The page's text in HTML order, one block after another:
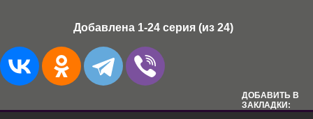
Добавлена 1-24 серия (из 24)
ДОБАВИТЬ В
ЗАКЛАДКИ: